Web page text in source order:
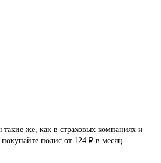
же, как в страховых компаниях и
полис от 124 ₽ в месяц.